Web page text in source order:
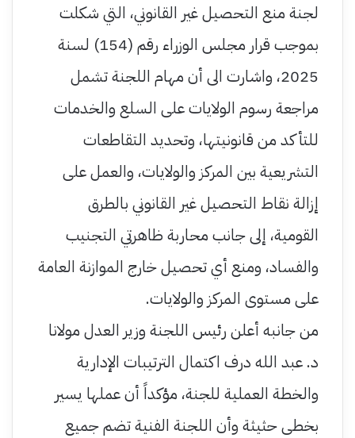
لجنة منع التحصيل غير القانوني، التي شكلت
بموجب قرار مجلس الوزراء رقم (154) لسنة
2025، واشارت الى أن مهام اللجنة تشمل
مراجعة رسوم الولايات على السلع والخدمات
للتأكد من قانونيتها، وتحديد التقاطعات
التشريعية بين المركز والولايات، والعمل على
إزالة نقاط التحصيل غير القانوني بالطرق
القومية، إلى جانب محاربة ظاهرتي التجنيب
والفساد، ومنع أي تحصيل خارج الموازنة العامة
على مستوى المركز والولايات.
من جانبه أعلن رئيس اللجنة وزير العدل مولانا
د. عبد الله درف اكتمال الترتيبات الإدارية
والخطة العملية للجنة، مؤكداً أن عملها يسير
بخطى حثيثة وأن اللجنة الفنية تضم جميع